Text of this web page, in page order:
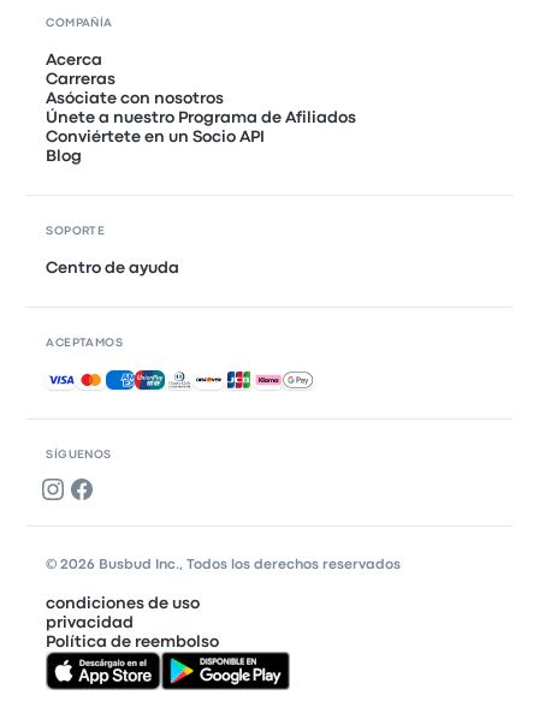
SÍGUENOS
COMPAÑÍA
Acerca
Carreras
Asóciate con nosotros
Únete a nuestro Programa de Afiliados
Conviértete en un Socio API
Blog
SOPORTE
Centro de ayuda
ACEPTAMOS
Pagos aceptados
© 2026 Busbud Inc., Todos los derechos reservados
condiciones de uso
privacidad
Política de reembolso